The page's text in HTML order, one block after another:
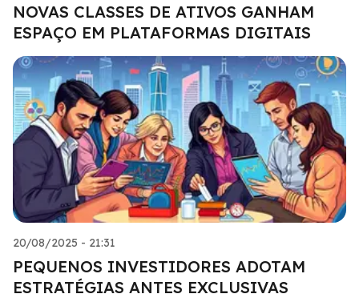
NOVAS CLASSES DE ATIVOS GANHAM
ESPAÇO EM PLATAFORMAS DIGITAIS
20/08/2025 - 21:31
PEQUENOS INVESTIDORES ADOTAM
ESTRATÉGIAS ANTES EXCLUSIVAS